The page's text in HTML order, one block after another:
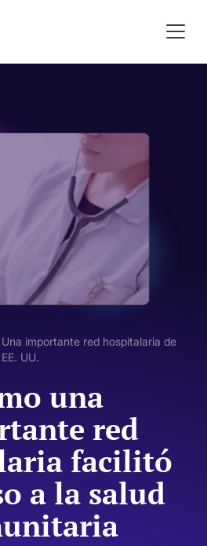
Una importante red hospitalaria de
EE. UU.
una
red
facilitó
a la salud